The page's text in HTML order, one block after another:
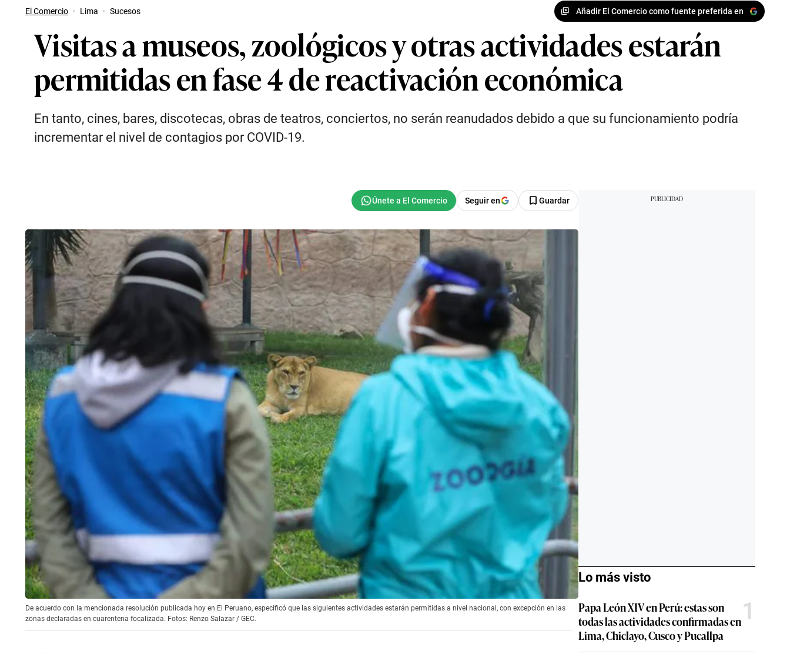
El Comercio · Lima · Sucesos Añadir El Comercio como fuente preferida en
Visitas a museos, zoológicos y otras actividades estarán
permitidas en fase 4 de reactivación económica
En tanto, cines, bares, discotecas, obras de teatros, conciertos, no serán reanudados debido a que su funcionamiento podría
incrementar el nivel de contagios por COVID-19.
Seguir en Guardar
De acuerdo con la mencionada resolución publicada hoy en El Peruano, especificó que las siguientes actividades estarán permitidas a nivel nacional, con excepción en las
zonas declaradas en cuarentena focalizada. Fotos: Renzo Salazar / GEC.
Lo más visto
Papa León XIV en Perú: estas son
todas las actividades confirmadas en
Lima, Chiclayo, Cusco y Pucallpa
1